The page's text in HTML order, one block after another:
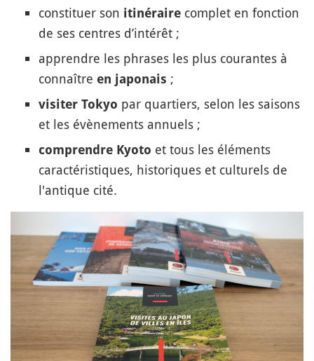
constituer son itinéraire complet en fonction
de ses centres d’intérêt ;
apprendre les phrases les plus courantes à
connaître en japonais ;
visiter Tokyo par quartiers, selon les saisons
et les évènements annuels ;
comprendre Kyoto et tous les éléments
caractéristiques, historiques et culturels de
l'antique cité.